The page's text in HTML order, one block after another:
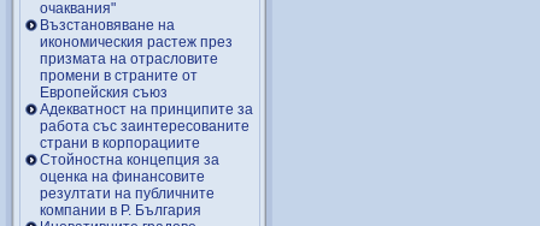
очаквания"
Възстановяване на
икономическия растеж през
призмата на отрасловите
промени в страните от
Европейския съюз
Адекватност на принципите за
работа със заинтересованите
страни в корпорациите
Стойностна концепция за
оценка на финансовите
резултати на публичните
компании в Р. България